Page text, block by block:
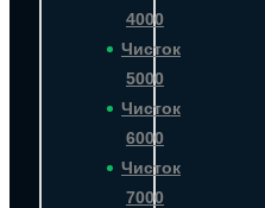
4000
Чисток
5000
Чисток
6000
Чисток
7000